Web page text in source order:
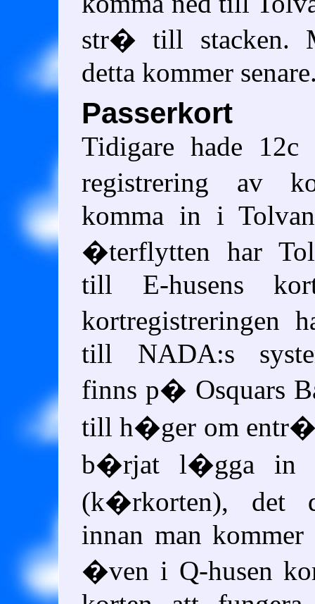
str� till stacken.
detta kommer
Passerkort
Tidigare hade
registrering av
komma in i
�terflytten har
till E-husens
kortregistreringen
till NADA:s
finns p� Osquars
till h�ger om
b�rjat l�gga in
(k�rkorten), det
innan man
�ven i Q-husen